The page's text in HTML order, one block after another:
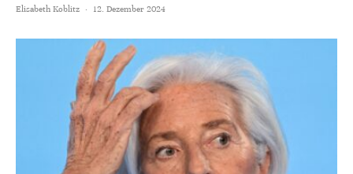
Elisabeth Koblitz · 12. Dezember 2024